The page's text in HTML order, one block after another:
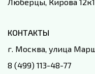
КОНТАКТЫ
г. Москва, улица
8 (499) 113-48-77